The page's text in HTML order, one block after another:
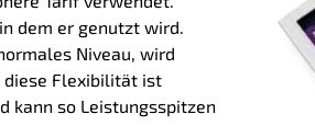
dem er genutzt wird.
Niveau, wird
diese Flexibilität ist
kann so Leistungsspitzen